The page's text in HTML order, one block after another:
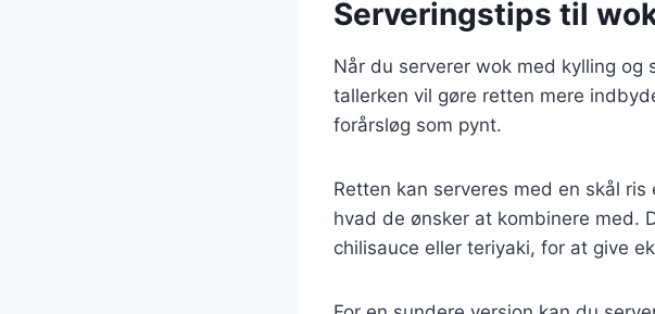
Serveringstips til
Når du serverer wok med kylling
tallerken vil gøre retten mere
forårsløg som pynt.
Retten kan serveres med en skål
hvad de ønsker at kombinere med.
chilisauce eller teriyaki, for at give